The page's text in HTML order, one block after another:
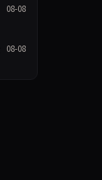
08-08
08-08